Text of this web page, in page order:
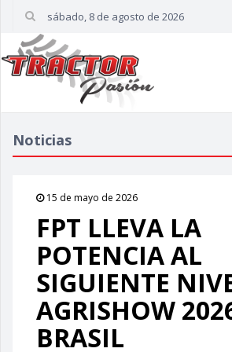
sábado, 8 de agosto de 2026
Noticias
15 de mayo de 2026
FPT LLEVA LA
POTENCIA AL
SIGUIENTE
AGRISHOW
BRASIL